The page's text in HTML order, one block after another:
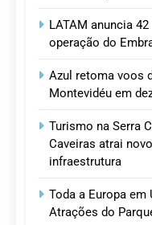
LATAM anuncia
operação do
Azul retoma voos
Montevidéu em
Turismo na Serra
Caveiras atrai
infraestrutura
Toda a Europa em
Atrações do